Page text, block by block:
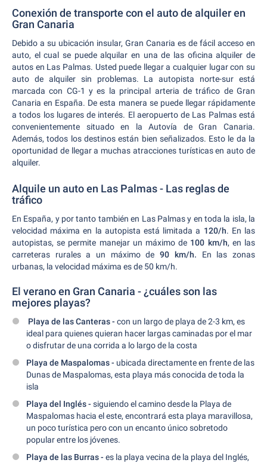
Conexión de transporte con el auto de alquiler en
Gran Canaria
Debido a su ubicación insular, Gran Canaria es de fácil acceso en
auto, el cual se puede alquilar en una de las oficina alquiler de
autos en Las Palmas. Usted puede llegar a cualquier lugar con su
auto de alquiler sin problemas. La autopista norte-sur está
marcada con CG-1 y es la principal arteria de tráfico de Gran
Canaria en España. De esta manera se puede llegar rápidamente
a todos los lugares de interés. El aeropuerto de Las Palmas está
convenientemente situado en la Autovía de Gran Canaria.
Además, todos los destinos están bien señalizados. Esto le da la
oportunidad de llegar a muchas atracciones turísticas en auto de
alquiler.
Alquile un auto en Las Palmas - Las reglas de
tráfico
En España, y por tanto también en Las Palmas y en toda la isla, la
velocidad máxima en la autopista está limitada a 120/h. En las
autopistas, se permite manejar un máximo de 100 km/h, en las
carreteras rurales a un máximo de90 km/h. En las zonas
urbanas, la velocidad máxima es de 50 km/h.
El verano en Gran Canaria - ¿cuáles son las
mejores playas?
Playa de las Canteras - con un largo de playa de 2-3 km, es
ideal para quienes quieran hacer largas caminadas por el mar
o disfrutar de una corrida a lo largo de la costa
Playa de Maspalomas - ubicada directamente en frente de las
Dunas de Maspalomas, esta playa más conocida de toda la
isla
Playa del Inglés - siguiendo el camino desde la Playa de
Maspalomas hacia el este, encontrará esta playa maravillosa,
un poco turística pero con un encanto único sobretodo
popular entre los jóvenes.
Playa de las Burras - es la playa vecina de la playa del Inglés,